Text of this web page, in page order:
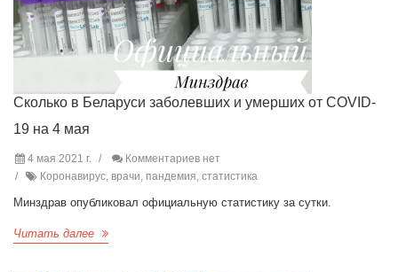
Сколько в Беларуси заболевших и умерших от COVID-
19 на 4 мая
4 мая 2021 г.
Комментариев нет
Коронавирус, врачи, пандемия, статистика
Минздрав опубликовал официальную статистику за сутки.
Читать далее